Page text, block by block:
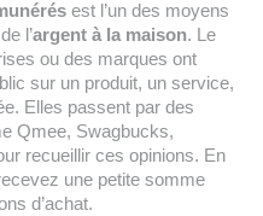
est l’un des moyens
l’argent à la maison. Le
ou des marques ont
sur un produit, un service,
Elles passent par des
Qmee, Swagbucks,
recueillir ces opinions. En
une petite somme
d’achat.